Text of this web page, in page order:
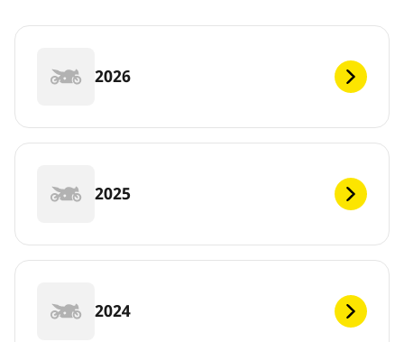
2026
2025
2024